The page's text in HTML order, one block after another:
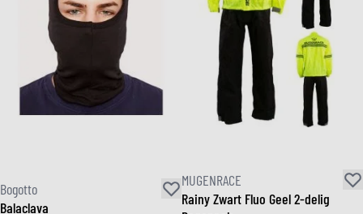
Bogotto
Balaclava
MUGENRACE
Rainy Zwart Fluo Geel 2-delig